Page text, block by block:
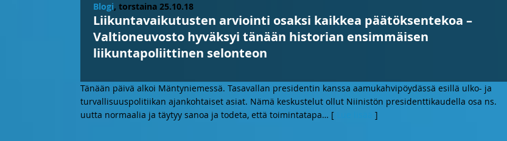
Blogi, torstaina 25.10.18
Liikuntavaikutusten arviointi osaksi kaikkea päätöksentekoa –
Valtioneuvosto hyväksyi tänään historian ensimmäisen
liikuntapoliittinen selonteon
Tänään päivä alkoi Mäntyniemessä. Tasavallan presidentin kanssa aamukahvipöydässä esillä ulko- ja
turvallisuuspolitiikan ajankohtaiset asiat. Nämä keskustelut ollut Niinistön presidenttikaudella osa ns.
uutta normaalia ja täytyy sanoa ja todeta, että toimintatapa… [ ]